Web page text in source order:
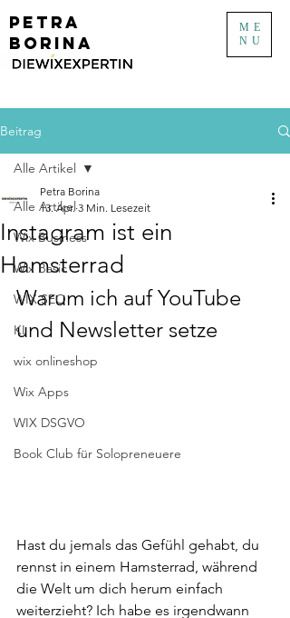
PETRA
BORINA
ME
NU
Beitrag
Alle Artikel
Wix Business
Wix Basic
WIX SEO
KI
wix onlineshop
Wix Apps
WIX DSGVO
Book Club für Solopreneuere
Alle Artikel
Instagram ist ein
Hamsterrad
Petra Borina
13. Apr. 3 Min. Lesezeit
Warum ich auf YouTube
und Newsletter setze
Hast du jemals das Gefühl gehabt, du
rennst in einem Hamsterrad, während
die Welt um dich herum einfach
weiterzieht? Ich habe es irgendwann